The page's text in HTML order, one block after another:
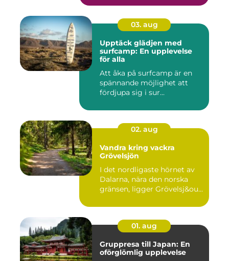
03. aug
Upptäck glädjen med
surfcamp: En upplevelse
för alla
Att åka på surfcamp är en
spännande möjlighet att
fördjupa sig i sur...
02. aug
Vandra kring vackra
Grövelsjön
I det nordligaste hörnet av
Dalarna, nära den norska
gränsen, ligger Grövelsj&ou...
01. aug
Gruppresa till Japan: En
oförglömlig upplevelse